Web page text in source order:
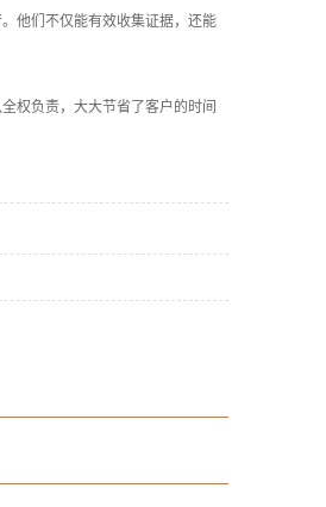
他们不仅能有效收集证据，还能
权负责，大大节省了客户的时间